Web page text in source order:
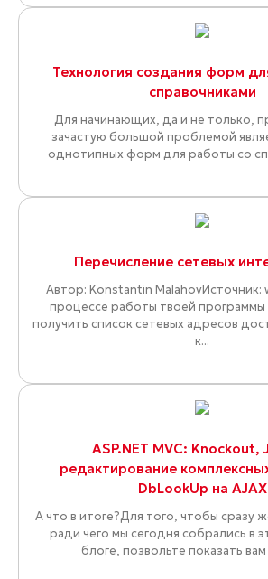
Технология создания форм
справочниками
Для начинающих, да и не только,
зачастую большой проблемой
однотипных форм для работы со
Перечисление сетевых
Автор: Konstantin MalahovИсточник:
процессе работы твоей
получить список сетевых адресов
к...
ASP.NET MVC: Knockout,
редактирование
DbLookUp на AJAX
А что в итоге?Для того, чтобы сразу
ради чего мы сегодня собрались в
блоге, позвольте показать